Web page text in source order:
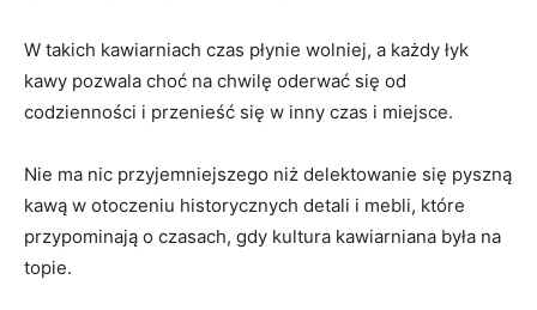
W takich kawiarniach czas płynie wolniej, a każdy łyk
kawy⁤ pozwala choć na chwilę⁣ oderwać się od
codzienności i przenieść się w ⁤inny czas i miejsce.
Nie ma nic przyjemniejszego niż delektowanie‌ się ⁣pyszną
kawą w otoczeniu historycznych detali i mebli, które
przypominają o czasach, gdy kultura kawiarniana była ⁤na
topie.